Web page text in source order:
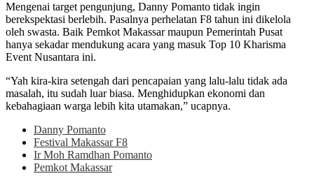
Mengenai target pengunjung, Danny Pomanto tidak ingin
berekspektasi berlebih. Pasalnya perhelatan F8 tahun ini dikelola
oleh swasta. Baik Pemkot Makassar maupun Pemerintah Pusat
hanya sekadar mendukung acara yang masuk Top 10 Kharisma
Event Nusantara ini.
“Yah kira-kira setengah dari pencapaian yang lalu-lalu tidak ada
masalah, itu sudah luar biasa. Menghidupkan ekonomi dan
kebahagiaan warga lebih kita utamakan,” ucapnya.
Danny Pomanto
Festival Makassar F8
Ir Moh Ramdhan Pomanto
Pemkot Makassar